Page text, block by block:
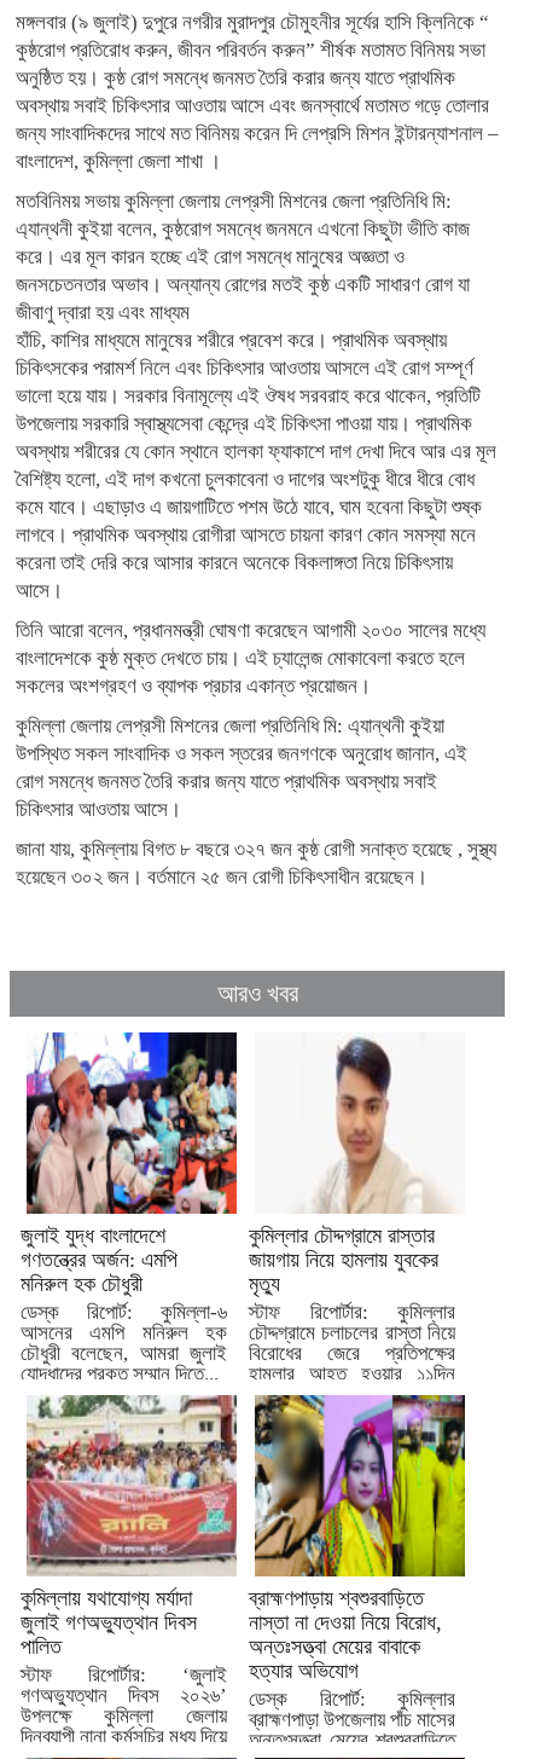
মঙ্গলবার (৯ জুলাই) দুপুরে নগরীর মুরাদপুর চৌমুহনীর সূর্যের হাসি ক্লিনিকে “
কুষ্ঠরোগ প্রতিরোধ করুন, জীবন পরিবর্তন করুন” শীর্ষক মতামত বিনিময় সভা
অনুষ্ঠিত হয়। কুষ্ঠ রোগ সমন্ধে জনমত তৈরি করার জন্য যাতে প্রাথমিক
অবস্থায় সবাই চিকিৎসার আওতায় আসে এবং জনস্বার্থে মতামত গড়ে তোলার
জন্য সাংবাদিকদের সাথে মত বিনিময় করেন দি লেপ্রসি মিশন ইন্টারন্যাশনাল –
বাংলাদেশ, কুমিল্লা জেলা শাখা ।
মতবিনিময় সভায় কুমিল্লা জেলায় লেপ্রসী মিশনের জেলা প্রতিনিধি মি:
এ্যান্থনী কুইয়া বলেন, কুষ্ঠরোগ সমন্ধে জনমনে এখনো কিছুটা ভীতি কাজ
করে। এর মূল কারন হচ্ছে এই রোগ সমন্ধে মানুষের অজ্ঞতা ও
জনসচেতনতার অভাব। অন্যান্য রোগের মতই কুষ্ঠ একটি সাধারণ রোগ যা
জীবাণু দ্বারা হয় এবং মাধ্যম
হাঁচি, কাশির মাধ্যমে মানুষের শরীরে প্রবেশ করে। প্রাথমিক অবস্থায়
চিকিৎসকের পরামর্শ নিলে এবং চিকিৎসার আওতায় আসলে এই রোগ সম্পূর্ণ
ভালো হয়ে যায়। সরকার বিনামূল্যে এই ঔষধ সরবরাহ করে থাকেন, প্রতিটি
উপজেলায় সরকারি স্বাস্থ্যসেবা কেন্দ্রে এই চিকিৎসা পাওয়া যায়। প্রাথমিক
অবস্থায় শরীরের যে কোন স্থানে হালকা ফ্যাকাশে দাগ দেখা দিবে আর এর মূল
বৈশিষ্ট্য হলো, এই দাগ কখনো চুলকাবেনা ও দাগের অংশটুকু ধীরে ধীরে বোধ
কমে যাবে। এছাড়াও এ জায়গাটিতে পশম উঠে যাবে, ঘাম হবেনা কিছুটা শুষ্ক
লাগবে। প্রাথমিক অবস্থায় রোগীরা আসতে চায়না কারণ কোন সমস্যা মনে
করেনা তাই দেরি করে আসার কারনে অনেকে বিকলাঙ্গতা নিয়ে চিকিৎসায়
আসে।
তিনি আরো বলেন, প্রধানমন্ত্রী ঘোষণা করেছেন আগামী ২০৩০ সালের মধ্যে
বাংলাদেশকে কুষ্ঠ মুক্ত দেখতে চায়। এই চ্যালেন্জ মোকাবেলা করতে হলে
সকলের অংশগ্রহণ ও ব্যাপক প্রচার একান্ত প্রয়োজন।
কুমিল্লা জেলায় লেপ্রসী মিশনের জেলা প্রতিনিধি মি: এ্যান্থনী কুইয়া
উপস্থিত সকল সাংবাদিক ও সকল স্তরের জনগণকে অনুরোধ জানান, এই
রোগ সমন্ধে জনমত তৈরি করার জন্য যাতে প্রাথমিক অবস্থায় সবাই
চিকিৎসার আওতায় আসে।
জানা যায়, কুমিল্লায় বিগত ৮ বছরে ৩২৭ জন কুষ্ঠ রোগী সনাক্ত হয়েছে , সুস্থ্য
হয়েছেন ৩০২ জন। বর্তমানে ২৫ জন রোগী চিকিৎসাধীন রয়েছেন।
আরও খবর
জুলাই যুদ্ধ বাংলাদেশে
গণতন্ত্রের অর্জন: এমপি
মনিরুল হক চৌধুরী
ডেস্ক রিপোর্ট: কুমিল্লা-৬
আসনের এমপি মনিরুল হক
চৌধুরী বলেছেন, আমরা জুলাই
যোদ্ধাদের প্রকৃত সম্মান দিতে...
কুমিল্লার চৌদ্দগ্রামে রাস্তার
জায়গায় নিয়ে হামলায় যুবকের
মৃত্যু
স্টাফ রিপোর্টার: কুমিল্লার
চৌদ্দগ্রামে চলাচলের রাস্তা নিয়ে
বিরোধের জেরে প্রতিপক্ষের
হামলার আহত হওয়ার ১১দিন
পর...
কুমিল্লায় যথাযোগ্য মর্যাদা
জুলাই গণঅভ্যুত্থান দিবস
পালিত
স্টাফ রিপোর্টার: ‘জুলাই
গণঅভ্যুত্থান দিবস ২০২৬’
উপলক্ষে কুমিল্লা জেলায়
দিনব্যাপী নানা কর্মসূচির মধ্য দিয়ে
ব্রাহ্মণপাড়ায় শ্বশুরবাড়িতে
নাস্তা না দেওয়া নিয়ে বিরোধ,
অন্তঃসত্ত্বা মেয়ের বাবাকে
হত্যার অভিযোগ
ডেস্ক রিপোর্ট: কুমিল্লার
ব্রাহ্মণপাড়া উপজেলায় পাঁচ মাসের
অন্তঃসত্ত্বা মেয়ের শ্বশুরবাড়িতে